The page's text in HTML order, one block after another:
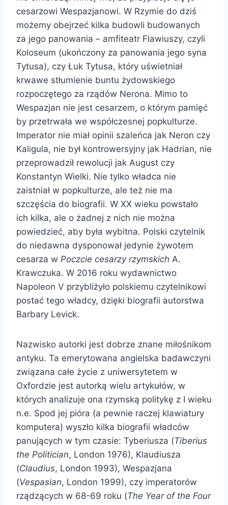
cesarzowi Wespazjanowi. W Rzymie do dziś
możemy obejrzeć kilka budowli budowanych
za jego panowania – amfiteatr Flawiuszy, czyli
Koloseum (ukończony za panowania jego syna
Tytusa), czy Łuk Tytusa, który uświetniał
krwawe stłumienie buntu żydowskiego
rozpoczętego za rządów Nerona. Mimo to
Wespazjan nie jest cesarzem, o którym pamięć
by przetrwała we współczesnej popkulturze.
Imperator nie miał opinii szaleńca jak Neron czy
Kaligula, nie był kontrowersyjny jak Hadrian, nie
przeprowadził rewolucji jak August czy
Konstantyn Wielki. Nie tylko władca nie
zaistniał w popkulturze, ale też nie ma
szczęścia do biografii. W XX wieku powstało
ich kilka, ale o żadnej z nich nie można
powiedzieć, aby była wybitna. Polski czytelnik
do niedawna dysponował jedynie żywotem
cesarza w Poczcie cesarzy rzymskich A.
Krawczuka. W 2016 roku wydawnictwo
Napoleon V przybliżyło polskiemu czytelnikowi
postać tego władcy, dzięki biografii autorstwa
Barbary Levick.
Nazwisko autorki jest dobrze znane miłośnikom
antyku. Ta emerytowana angielska badawczyni
związana całe życie z uniwersytetem w
Oxfordzie jest autorką wielu artykułów, w
których analizuje ona rzymską politykę z I wieku
n.e. Spod jej pióra (a pewnie raczej klawiatury
komputera) wyszło kilka biografii władców
panujących w tym czasie: Tyberiusza (Tiberius
the Politician, London 1976), Klaudiusza
(Claudius, London 1993), Wespazjana
(Vespasian, London 1999), czy imperatorów
rządzących w 68-69 roku (The Year of the Four